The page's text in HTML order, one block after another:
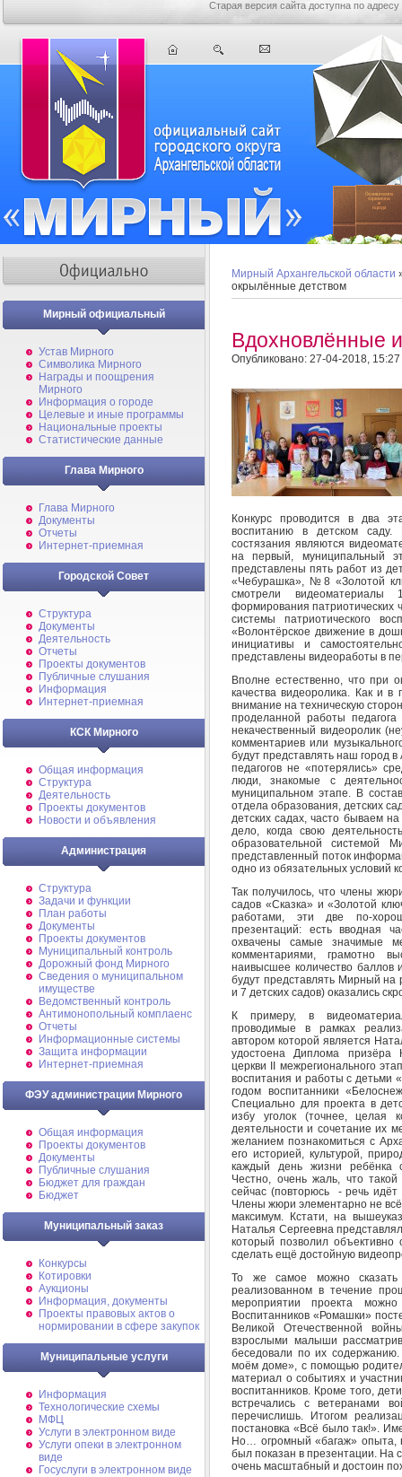
Старая версия сайта доступна по адресу
Мирный официальный
Устав Мирного
Символика Мирного
Награды и поощрения
Мирного
Информация о городе
Целевые и иные программы
Национальные проекты
Статистические данные
Глава Мирного
Глава Мирного
Документы
Отчеты
Интернет-приемная
Городской Совет
Структура
Документы
Деятельность
Отчеты
Проекты документов
Публичные слушания
Информация
Интернет-приемная
КСК Мирного
Общая информация
Структура
Деятельность
Проекты документов
Новости и объявления
Администрация
Структура
Задачи и функции
План работы
Документы
Проекты документов
Муниципальный контроль
Дорожный фонд Мирного
Cведения о муниципальном
имуществе
Ведомственный контроль
Антимонопольный комплаенс
Отчеты
Информационные системы
Защита информации
Интернет-приемная
ФЭУ администрации Мирного
Общая информация
Проекты документов
Документы
Публичные слушания
Бюджет для граждан
Бюджет
Муниципальный заказ
Конкурсы
Котировки
Аукционы
Информация, документы
Проекты правовых актов о
нормировании в сфере закупок
Муниципальные услуги
Информация
Технологические схемы
МФЦ
Услуги в электронном виде
Услуги опеки в электронном
виде
Госуслуги в электронном виде
Мирный Архангельской области
окрылённые детством
Вдохновлённые
Опубликовано: 27-04-2018, 15:27
Конкурс проводится в два
воспитанию в детском саду.
состязания являются
на первый, муниципальный
представлены пять работ из
«Чебурашка», №8 «Золотой
смотрели
формирования патриотических
системы патриотического
«Волонтёрское движение в
инициативы и
представлены видеоработы в
Вполне естественно, что при
качества видеоролика. Как и в
внимание на техническую
проделанной работы
некачественный видеоролик
комментариев или
будут представлять наш город
педагогов не «потерялись»
люди, знакомые с
муниципальном этапе. В
отдела образования, детских
детских садах, часто бываем
дело, когда свою
образовательной
представленный поток
одно из обязательных условий
Так получилось, что члены
садов «Сказка» и «Золотой
работами, эти две по-
презентаций: есть вводная
охвачены самые значимые
комментариями, грамотно
наивысшее количество
будут представлять Мирный на
и 7 детских садов) оказались
К примеру, в
проводимые в рамках
автором которой является
удостоена Диплома призёра
церкви II межрегионального
воспитания и работы с детьми
годом воспитанники
Специально для проекта в
избу уголок (точнее, целая
деятельности и сочетание их
желанием познакомиться с
его историей, культурой,
каждый день жизни ребёнка
Честно, очень жаль, что
сейчас (повторюсь - речь
Члены жюри элементарно не
максимум. Кстати, на
Наталья Сергеевна
который позволил
сделать ещё достойную
То же самое можно
реализованном в течение
мероприятии проекта
Воспитанников «Ромашки»
Великой Отечественной
взрослыми малыши
беседовали по их
моём доме», с помощью
материал о событиях и
воспитанников. Кроме того,
встречались с ветеранами
перечислишь. Итогом
постановка «Всё было так!».
Но… огромный «багаж» опыта,
был показан в презентации. На
очень масштабный и достоин